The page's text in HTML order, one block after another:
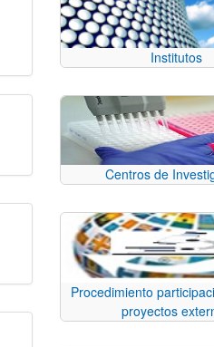
Institutos
Centros de
Procedimiento
proyectos